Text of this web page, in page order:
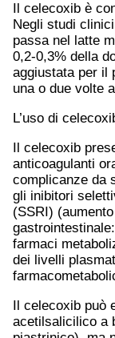
Il celecoxib è
Negli studi
passa nel latte
0,2-0,3% della
aggiustata per il
una o due volte
L’uso di
Il celecoxib
anticoagulanti
complicanze da
gli inibitori
(SSRI)
farmaci
dei livelli
Il celecoxib
acetilsalicilico a